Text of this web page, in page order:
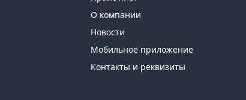
О компании
Новости
Мобильное приложение
Контакты и реквизиты